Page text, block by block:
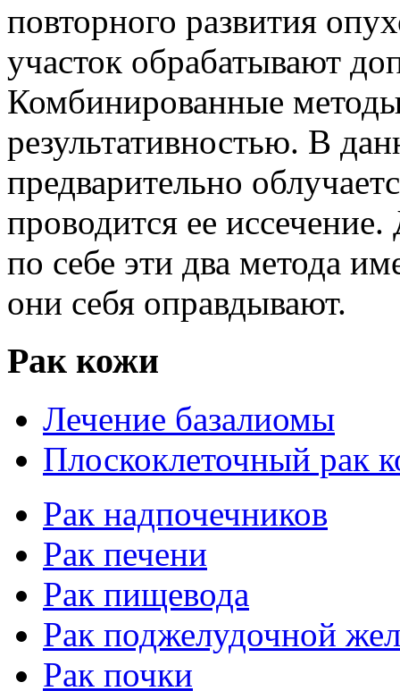
повторного развития
участок обрабатывают
Комбинированные
результативностью. В
предварительно
проводится ее
по себе эти два метода
они себя оправдывают.
Рак кожи
Лечение базалиомы
Плоскоклеточный рак
Рак надпочечников
Рак печени
Рак пищевода
Рак поджелудочной
Рак почки